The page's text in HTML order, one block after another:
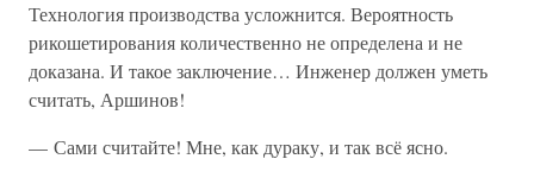
Технология производства усложнится. Вероятность
рикошетирования количественно не определена и не
доказана. И такое заключение… Инженер должен уметь
считать, Аршинов!
— Сами считайте! Мне, как дураку, и так всё ясно.